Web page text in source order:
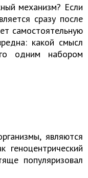
механизм? Если
сразу после
самостоятельную
какой смысл
одним набором
являются
геноцентрический
популяризовал